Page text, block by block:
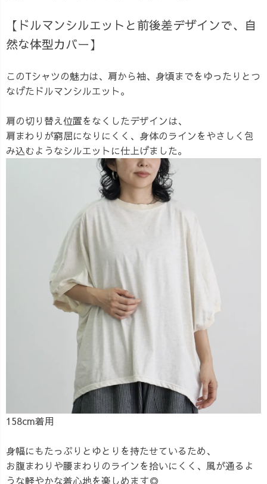
【ドルマンシルエットと前後差デザインで、自
然な体型カバー】
このTシャツの魅力は、肩から袖、身頃までをゆったりとつ
なげたドルマンシルエット。
肩の切り替え位置をなくしたデザインは、
肩まわりが窮屈になりにくく、身体のラインをやさしく包
み込むようなシルエットに仕上げました。
158cm着用
身幅にもたっぷりとゆとりを持たせているため、
お腹まわりや腰まわりのラインを拾いにくく、風が通るよ
うな軽やかな着心地を楽しめます◎